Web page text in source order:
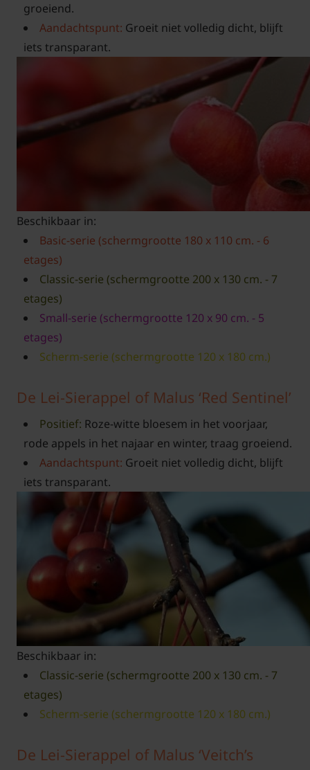
groeiend.
Aandachtspunt: Groeit niet volledig dicht, blijft
iets transparant.
Beschikbaar in:
Basic-serie (schermgrootte 180 x 110 cm. - 6
etages)
Classic-serie (schermgrootte 200 x 130 cm. - 7
etages)
Small-serie (schermgrootte 120 x 90 cm. - 5
etages)
Scherm-serie (schermgrootte 120 x 180 cm.)
De Lei-Sierappel of Malus ‘Red Sentinel’
Positief: Roze-witte bloesem in het voorjaar,
rode appels in het najaar en winter, traag groeiend.
Aandachtspunt: Groeit niet volledig dicht, blijft
iets transparant.
Beschikbaar in:
Classic-serie (schermgrootte 200 x 130 cm. - 7
etages)
Scherm-serie (schermgrootte 120 x 180 cm.)
De Lei-Sierappel of Malus ‘Veitch’s